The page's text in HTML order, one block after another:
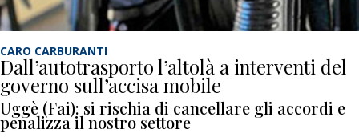
CARO CARBURANTI
Dall’autotrasporto l’altolà a interventi del
governo sull’accisa mobile
Uggè (Fai): si rischia di cancellare gli accordi e
penalizza il nostro settore